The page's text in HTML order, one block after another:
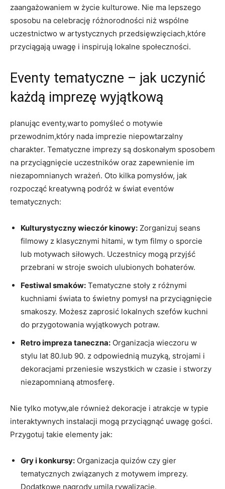
zaangażowaniem w życie kulturowe. Nie ma lepszego
sposobu na celebrację różnorodności niż wspólne
uczestnictwo w artystycznych przedsięwzięciach,które
przyciągają uwagę i inspirują lokalne społeczności.
Eventy tematyczne – jak uczynić
każdą imprezę wyjątkową
planując eventy,warto pomyśleć o motywie
przewodnim,który nada imprezie niepowtarzalny
charakter. Tematyczne imprezy są doskonałym sposobem
na przyciągnięcie uczestników oraz zapewnienie im
niezapomnianych wrażeń. Oto kilka pomysłów, jak
rozpocząć kreatywną podróż w świat eventów
tematycznych:
Kulturystyczny wieczór kinowy: Zorganizuj seans
filmowy z klasycznymi hitami, w tym filmy o sporcie
lub motywach siłowych. Uczestnicy mogą przyjść
przebrani w stroje swoich ulubionych bohaterów.
Festiwal smaków: Tematyczne stoły z różnymi
kuchniami świata to świetny pomysł na przyciągnięcie
smakoszy. Możesz zaprosić lokalnych szefów kuchni
do przygotowania wyjątkowych potraw.
Retro impreza taneczna: Organizacja wieczoru w
stylu lat 80.lub 90. z odpowiednią muzyką, strojami i
dekoracjami przeniesie wszystkich w czasie i stworzy
niezapomnianą atmosferę.
Nie tylko motyw,ale również dekoracje i atrakcje w typie
interaktywnych instalacji mogą przyciągnąć uwagę gości.
Przygotuj takie elementy jak:
Gry i konkursy: Organizacja quizów czy gier
tematycznych związanych z motywem imprezy.
Dodatkowe nagrody umilą rywalizację.